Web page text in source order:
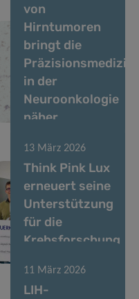
von
Hirntumoren
bringt die
Präzisionsmedizin
in der
Neuroonkologie
näher
13 März 2026
Think Pink Lux
erneuert seine
Unterstützung
für die
Krebsforschung
11 März 2026
LIH-